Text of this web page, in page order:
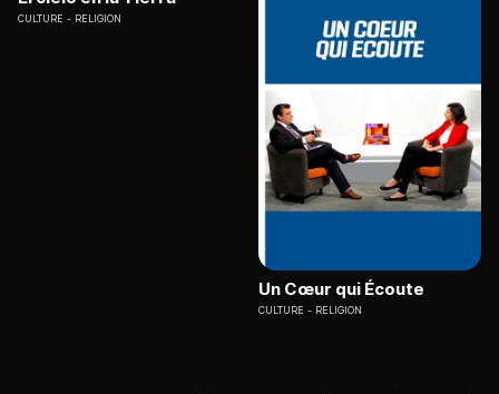
CULTURE RELIGION
Un Cœur qui Écoute
CULTURE RELIGION